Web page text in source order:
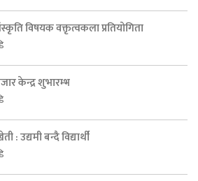
विषयक वक्तृत्वकला प्रतियोगिता
केन्द्र शुभारम्भ
: उद्यमी बन्दै विद्यार्थी